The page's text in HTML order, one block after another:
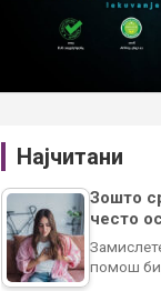
Најчитани
Зошто
често
помош